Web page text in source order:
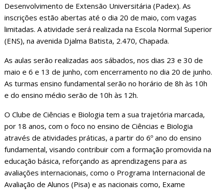
Desenvolvimento de Extensão Universitária (Padex). As
inscrições estão abertas até o dia 20 de maio, com vagas
limitadas. A atividade será realizada na Escola Normal Superior
(ENS), na avenida Djalma Batista, 2.470, Chapada.
As aulas serão realizadas aos sábados, nos dias 23 e 30 de
maio e 6 e 13 de junho, com encerramento no dia 20 de junho.
As turmas ensino fundamental serão no horário de 8h às 10h
e do ensino médio serão de 10h às 12h.
O Clube de Ciências e Biologia tem a sua trajetória marcada,
por 18 anos, com o foco no ensino de Ciências e Biologia
através de atividades práticas, a partir do 6º ano do ensino
fundamental, visando contribuir com a formação promovida na
educação básica, reforçando as aprendizagens para as
avaliações internacionais, como o Programa Internacional de
Avaliação de Alunos (Pisa) e as nacionais como, Exame